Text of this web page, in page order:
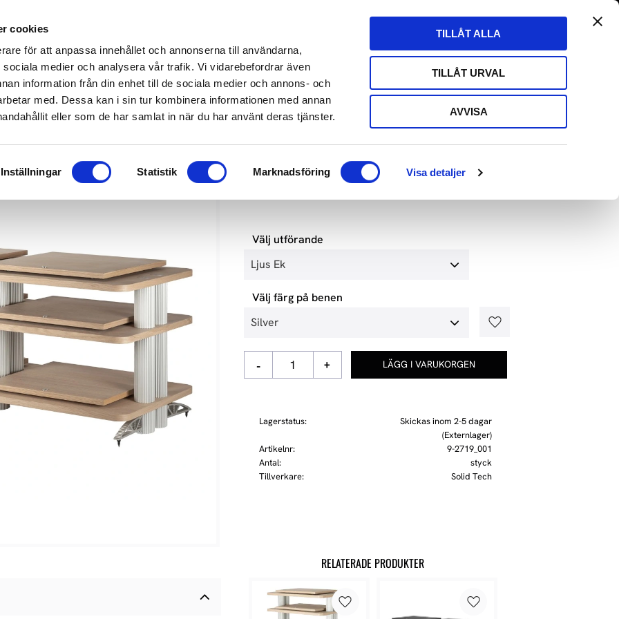
cookies
för att anpassa innehållet och annonserna till användarna,
medier och analysera vår trafik. Vi vidarebefordrar även
information från din enhet till de sociala medier och annons- och
med. Dessa kan i sin tur kombinera informationen med annan
eller som de har samlat in när du har använt deras tjänster.
Inställningar Statistik Marknadsföring Visa detaljer
TILLÅT ALLA
TILLÅT URVAL
AVVISA
Favoriter
Kundvagn
SKIVSPELARE STEREO HEMMABIO HÖGTALARE HIFI HÖRLURAR HIFI KABLAR EVENT
SOLID TECH BALANCE ISO DOUBLE 3
Välj utförande
Välj färg på benen
+
-
Lägg till i favoriter
Lagerstatus
Skickas inom 2-5 dagar
(Externlager)
Artikelnr
9-2719_001
Antal
styck
Tillverkare
Solid Tech
RELATERADE PRODUKTER
Lägg till i favoriter Lägg till i favoriter